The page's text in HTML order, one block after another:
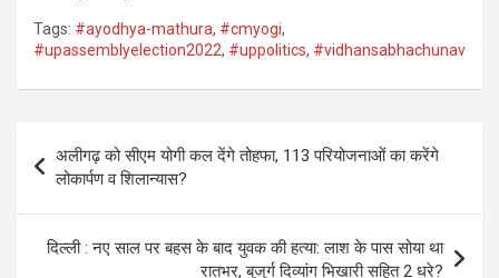
Tags: #ayodhya-mathura, #cmyogi,
#upassemblyelection2022, #uppolitics, #vidhansabhachunav
navigation
अलीगढ़ को सीएम योगी कल देंगे तोहफा, 113 परियोजनाओं का करेंगे
लोकार्पण व शिलान्यास?
दिल्ली : नए साल पर बहस के बाद युवक की हत्या: लाश के पास सोया था
रातभर, बुजुर्ग दिव्यांग भिखारी सहित 2 धरे?